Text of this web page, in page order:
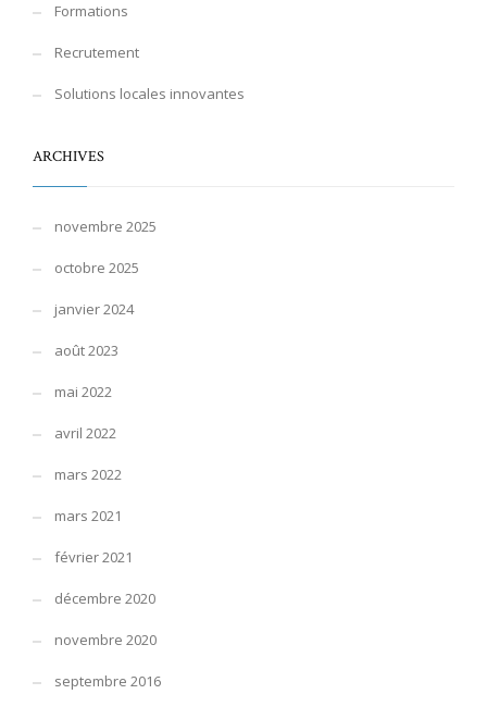
Formations
Recrutement
Solutions locales innovantes
ARCHIVES
novembre 2025
octobre 2025
janvier 2024
août 2023
mai 2022
avril 2022
mars 2022
mars 2021
février 2021
décembre 2020
novembre 2020
septembre 2016